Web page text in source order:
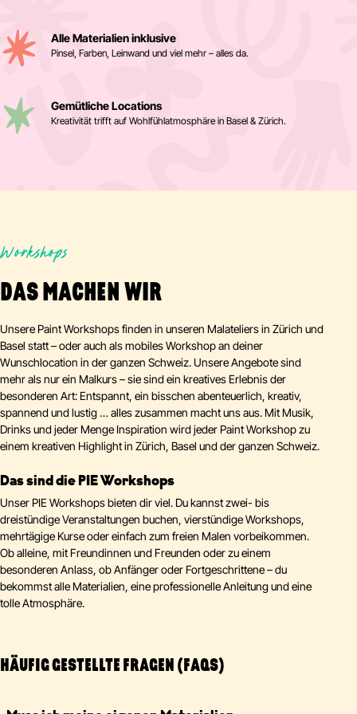
Alle Materialien inklusive
Pinsel, Farben, Leinwand und viel mehr – alles da.
Gemütliche Locations
Kreativität trifft auf Wohlfühlatmosphäre in Basel & Zürich.
Workshops
DAS MACHEN WIR
Unsere Paint Workshops finden in unseren Malateliers in Zürich und
Basel statt – oder auch als mobiles Workshop an deiner
Wunschlocation in der ganzen Schweiz. Unsere Angebote sind
mehr als nur ein Malkurs – sie sind ein kreatives Erlebnis der
besonderen Art: Entspannt, ein bisschen abenteuerlich, kreativ,
spannend und lustig … alles zusammen macht uns aus. Mit Musik,
Drinks und jeder Menge Inspiration wird jeder Paint Workshop zu
einem kreativen Highlight in Zürich, Basel und der ganzen Schweiz.
Das sind die PIE Workshops
Unser PIE Workshops bieten dir viel. Du kannst zwei- bis
dreistündige Veranstaltungen buchen, vierstündige Workshops,
mehrtägige Kurse oder einfach zum freien Malen vorbeikommen.
Ob alleine, mit Freundinnen und Freunden oder zu einem
besonderen Anlass, ob Anfänger oder Fortgeschrittene – du
bekommst alle Materialien, eine professionelle Anleitung und eine
tolle Atmosphäre.
HÄUFIG GESTELLTE FRAGEN (FAQS)